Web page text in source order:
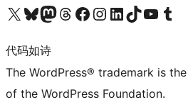
关注我们的 X（原 Twitter）账号访问我们的 Bluesky 账号关注我们的 Mastodon 账号访问我们的 Threads 账号 访问我们的 Facebook 公共主页关注我们的 Instagram 账号 关注我们的 LinkedIn 主页访问我们的 TikTok 账号访问我们的 YouTube 频道 访问我们的 Tumblr 账号
代码如诗
The WordPress® trademark is
of the WordPress Foundation.